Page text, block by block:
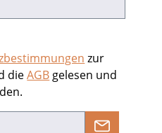
zur
dieAGBgelesen und